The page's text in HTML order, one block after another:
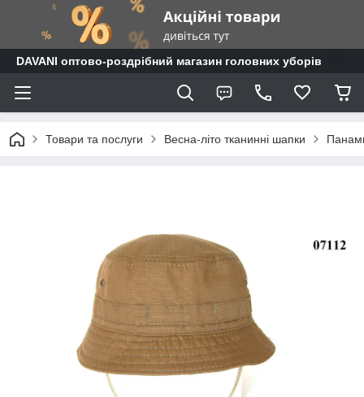
DAVANI оптово-роздрібний магазин головних уборів
Товари та послуги Весна-літо тканинні шапки